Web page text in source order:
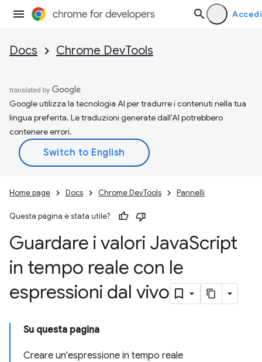
Accedi
Docs Chrome DevTools
Google utilizza la tecnologia AI per tradurre i contenuti nella tua
lingua preferita. Le traduzioni generate dall'AI potrebbero
contenere errori.
Home page Docs Chrome DevTools Pannelli
Questa pagina è stata utile?
Guardare i valori JavaScript
in tempo reale con le
espressioni dal vivo
Su questa pagina
Creare un'espressione in tempo reale